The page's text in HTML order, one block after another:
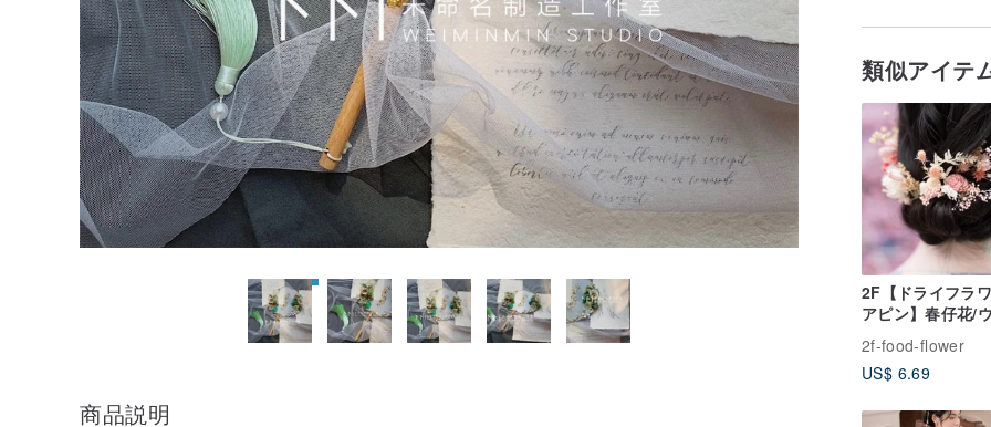
類似アイテ
2F【ドライフラ
アピン】春仔花/
ィング小物/花嫁の
り/ヘアアクセサリ
マチョゴリ/着物/
2f-food-flower
US$ 6.69
商品説明